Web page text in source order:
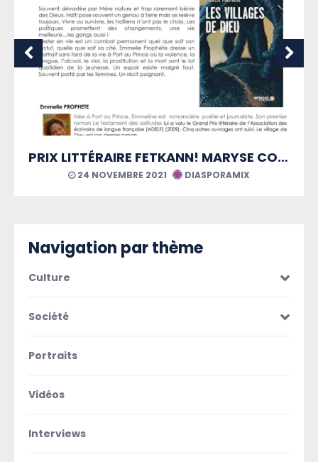
PRIX LITTÉRAIRE FETKANN! MARYSE CONDÉ
21 AOÛT 2021 DIASPORAMIX
Navigation par thème
Culture
Société
Portraits
Vidéos
Interviews